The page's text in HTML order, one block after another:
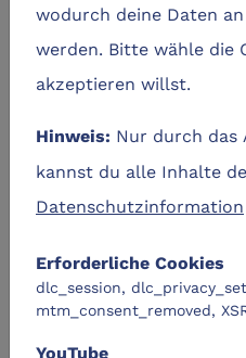
wodurch deine Daten
werden. Bitte wähle die
akzeptieren willst.
Hinweis: Nur durch das
kannst du alle Inhalte
Datenschutzinformation
Erforderliche Cookies
dlc_session,
mtm_consent_removed,
YouTube
problem-solving.
innovations, discover
experience
Termine
event_busy Zurzeit keine